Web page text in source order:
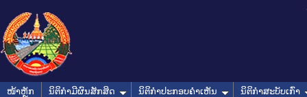
ໜ້າຫຼັກ ນິຕິກໍາມີຜົນສັກສິດ ນິຕິກໍາປະກອບຄໍາເຫັນ ນິຕິກໍາສະບັບເກົ່າ